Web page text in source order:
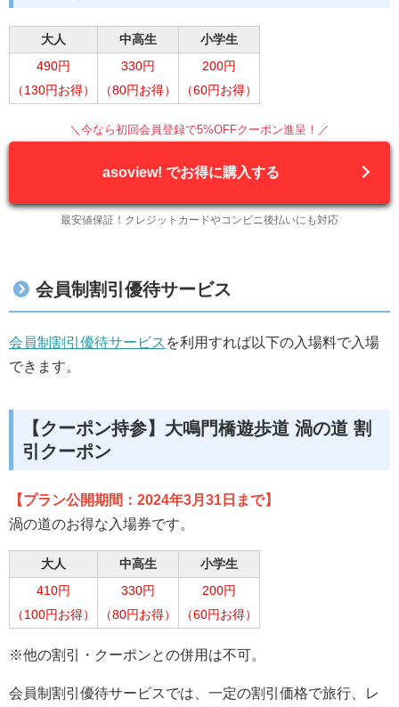
大人 中高生
小学生
490円
（130円お得）
330円
（80円お得）
200円
（60円お得）
＼今なら初回会員登録で5%OFFクーポン進呈！／
asoview! でお得に購入する
最安値保証！クレジットカードやコンビニ後払いにも対応
会員制割引優待サービス
会員制割引優待サービス を利用すれば以下の入場料で入場
できます。
【クーポン持参】大鳴門橋遊歩道 渦の道 割
引クーポン
【プラン公開期間：2024年3月31日まで】
渦の道のお得な入場券です。
大人 中高生
小学生
410円
（100円お得）
330円
（80円お得）
200円
（60円お得）
※他の割引・クーポンとの併用は不可。
会員制割引優待サービスでは、一定の割引価格で旅行、レ